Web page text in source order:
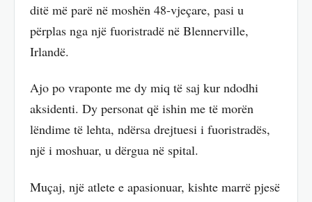
ditë më parë në moshën 48-vjeçare, pasi u
përplas nga një fuoristradë në Blennerville,
Irlandë.
Ajo po vraponte me dy miq të saj kur ndodhi
aksidenti. Dy personat që ishin me të morën
lëndime të lehta, ndërsa drejtuesi i fuoristradës,
një i moshuar, u dërgua në spital.
Muçaj, një atlete e apasionuar, kishte marrë pjesë